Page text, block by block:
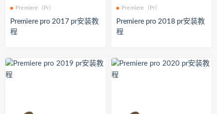
Premiere（Pr）
Premiere pro 2017 pr安装教
程
Premiere（Pr）
Premiere pro 2018 pr安装教
程